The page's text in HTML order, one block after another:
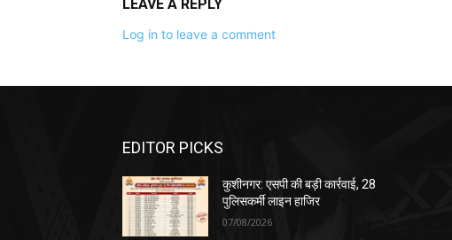
LEAVE A REPLY
Log in to leave a comment
EDITOR PICKS
कुशीनगर: एसपी की बड़ी कार्रवाई, 28
पुलिसकर्मी लाइन हाजिर
07/08/2026